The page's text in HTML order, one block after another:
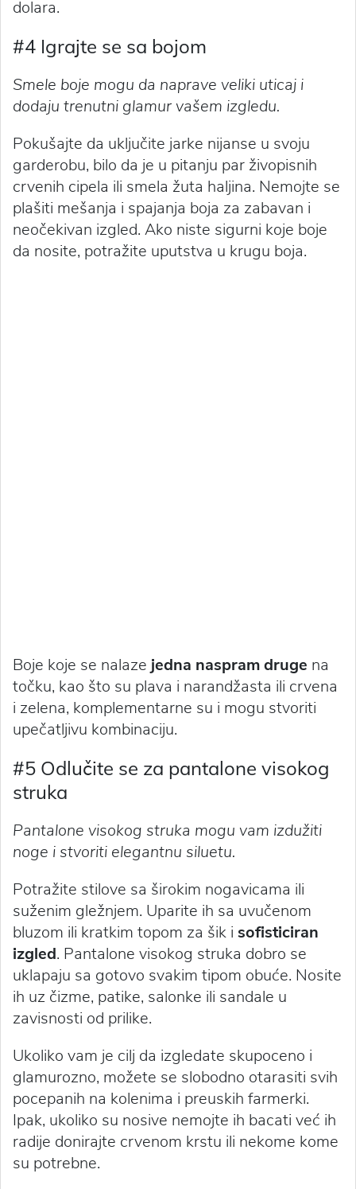
dolara.
#4 Igrajte se sa bojom
Smele boje mogu da naprave veliki uticaj i
dodaju trenutni glamur vašem izgledu.
Pokušajte da uključite jarke nijanse u svoju
garderobu, bilo da je u pitanju par živopisnih
crvenih cipela ili smela žuta haljina. Nemojte se
plašiti mešanja i spajanja boja za zabavan i
neočekivan izgled. Ako niste sigurni koje boje
da nosite, potražite uputstva u krugu boja.
Boje koje se nalaze jedna naspram druge na
točku, kao što su plava i narandžasta ili crvena
i zelena, komplementarne su i mogu stvoriti
upečatljivu kombinaciju.
#5 Odlučite se za pantalone visokog
struka
Pantalone visokog struka mogu vam izdužiti
noge i stvoriti elegantnu siluetu.
Potražite stilove sa širokim nogavicama ili
suženim gležnjem. Uparite ih sa uvučenom
bluzom ili kratkim topom za šik i sofisticiran
izgled. Pantalone visokog struka dobro se
uklapaju sa gotovo svakim tipom obuće. Nosite
ih uz čizme, patike, salonke ili sandale u
zavisnosti od prilike.
Ukoliko vam je cilj da izgledate skupoceno i
glamurozno, možete se slobodno otarasiti svih
pocepanih na kolenima i preuskih farmerki.
Ipak, ukoliko su nosive nemojte ih bacati već ih
radije donirajte crvenom krstu ili nekome kome
su potrebne.